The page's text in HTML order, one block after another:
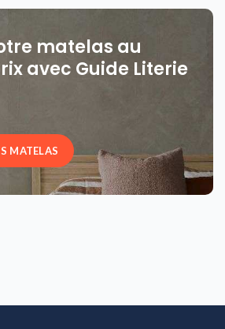
matelas au
avec Guide Literie
MATELAS